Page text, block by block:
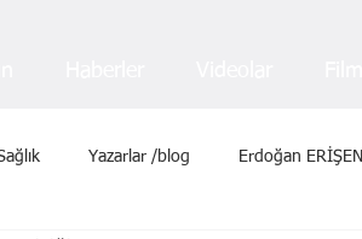
Yazarlar /blog Erdoğan ERİŞEN